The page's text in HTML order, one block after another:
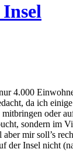
4.000
da ich
oder
sondern im
mir soll’s
der Insel nicht